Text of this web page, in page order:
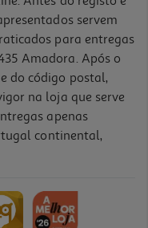
servem
para entregas
Amadora. Após o
do código postal,
na loja que serve
apenas
continental,